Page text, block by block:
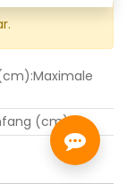
:Maximale
(cm)